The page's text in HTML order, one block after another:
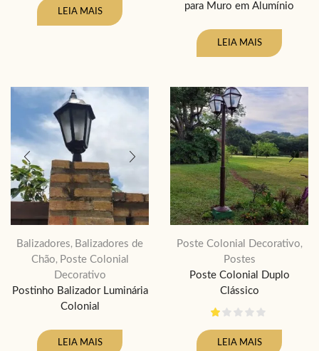
LEIA MAIS
para Muro em Alumínio
LEIA MAIS
Balizadores, Balizadores de
Chão, Poste Colonial
Decorativo
Postinho Balizador Luminária
Colonial
LEIA MAIS
Poste Colonial Decorativo,
Postes
Poste Colonial Duplo
Clássico
LEIA MAIS